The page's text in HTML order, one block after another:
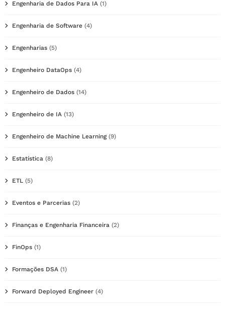
Engenharia de Dados Para IA (1)
Engenharia de Software (4)
Engenharias (5)
Engenheiro DataOps (4)
Engenheiro de Dados (14)
Engenheiro de IA (13)
Engenheiro de Machine Learning(9)
Estatística (8)
ETL (5)
Eventos e Parcerias (2)
Finanças e Engenharia Financeira (2)
FinOps (1)
Formações DSA (1)
Forward Deployed Engineer (4)